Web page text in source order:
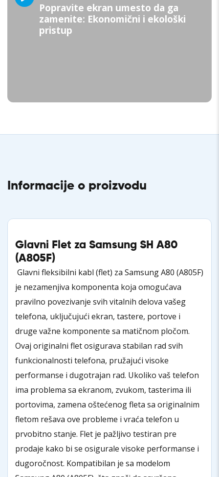
Popravite ekran umesto da ga
zamenite: Ekonomični i ekološki
pristup
Informacije o proizvodu
Glavni Flet za Samsung SH A80
(A805F)
Glavni fleksibilni kabl (flet) za Samsung A80 (A805F)
je nezamenjiva komponenta koja omogućava
pravilno povezivanje svih vitalnih delova vašeg
telefona, uključujući ekran, tastere, portove i
druge važne komponente sa matičnom pločom.
Ovaj originalni flet osigurava stabilan rad svih
funkcionalnosti telefona, pružajući visoke
performanse i dugotrajan rad. Ukoliko vaš telefon
ima problema sa ekranom, zvukom, tasterima ili
portovima, zamena oštećenog fleta sa originalnim
fletom rešava ove probleme i vraća telefon u
prvobitno stanje. Flet je pažljivo testiran pre
prodaje kako bi se osigurale visoke performanse i
dugoročnost. Kompatibilan je sa modelom